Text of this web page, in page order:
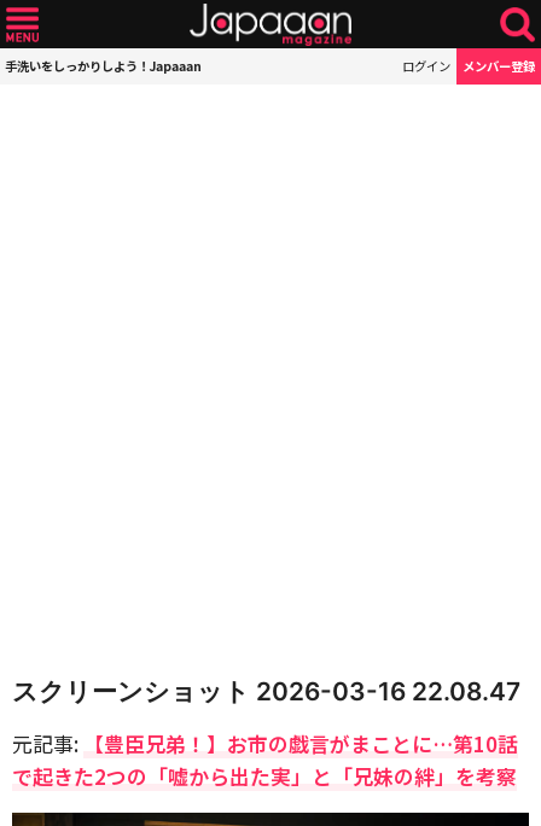
手洗いをしっかりしよう！Japaaan ログイン メンバー登録
スクリーンショット 2026-03-16 22.08.47
元記事: 【豊臣兄弟！】お市の戯言がまことに…第10話
で起きた2つの「嘘から出た実」と「兄妹の絆」を考察